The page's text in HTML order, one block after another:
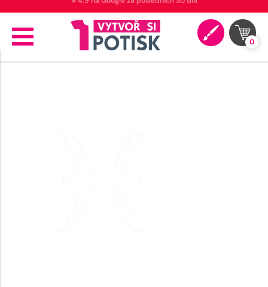
⭐ 4.9 na Google za posledních 30 dní
0